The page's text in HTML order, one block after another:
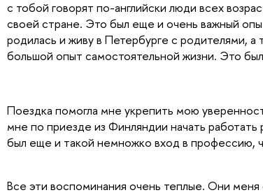
с тобой говорят по-английски люди всех
своей стране. Это был еще и очень важный
родилась и живу в Петербурге с родителями,
большой опыт самостоятельной жизни. Это
Поездка помогла мне укрепить мою
мне по приезде из Финляндии начать работать
был еще и такой немножко вход в профессию,
Все эти воспоминания очень теплые. Они